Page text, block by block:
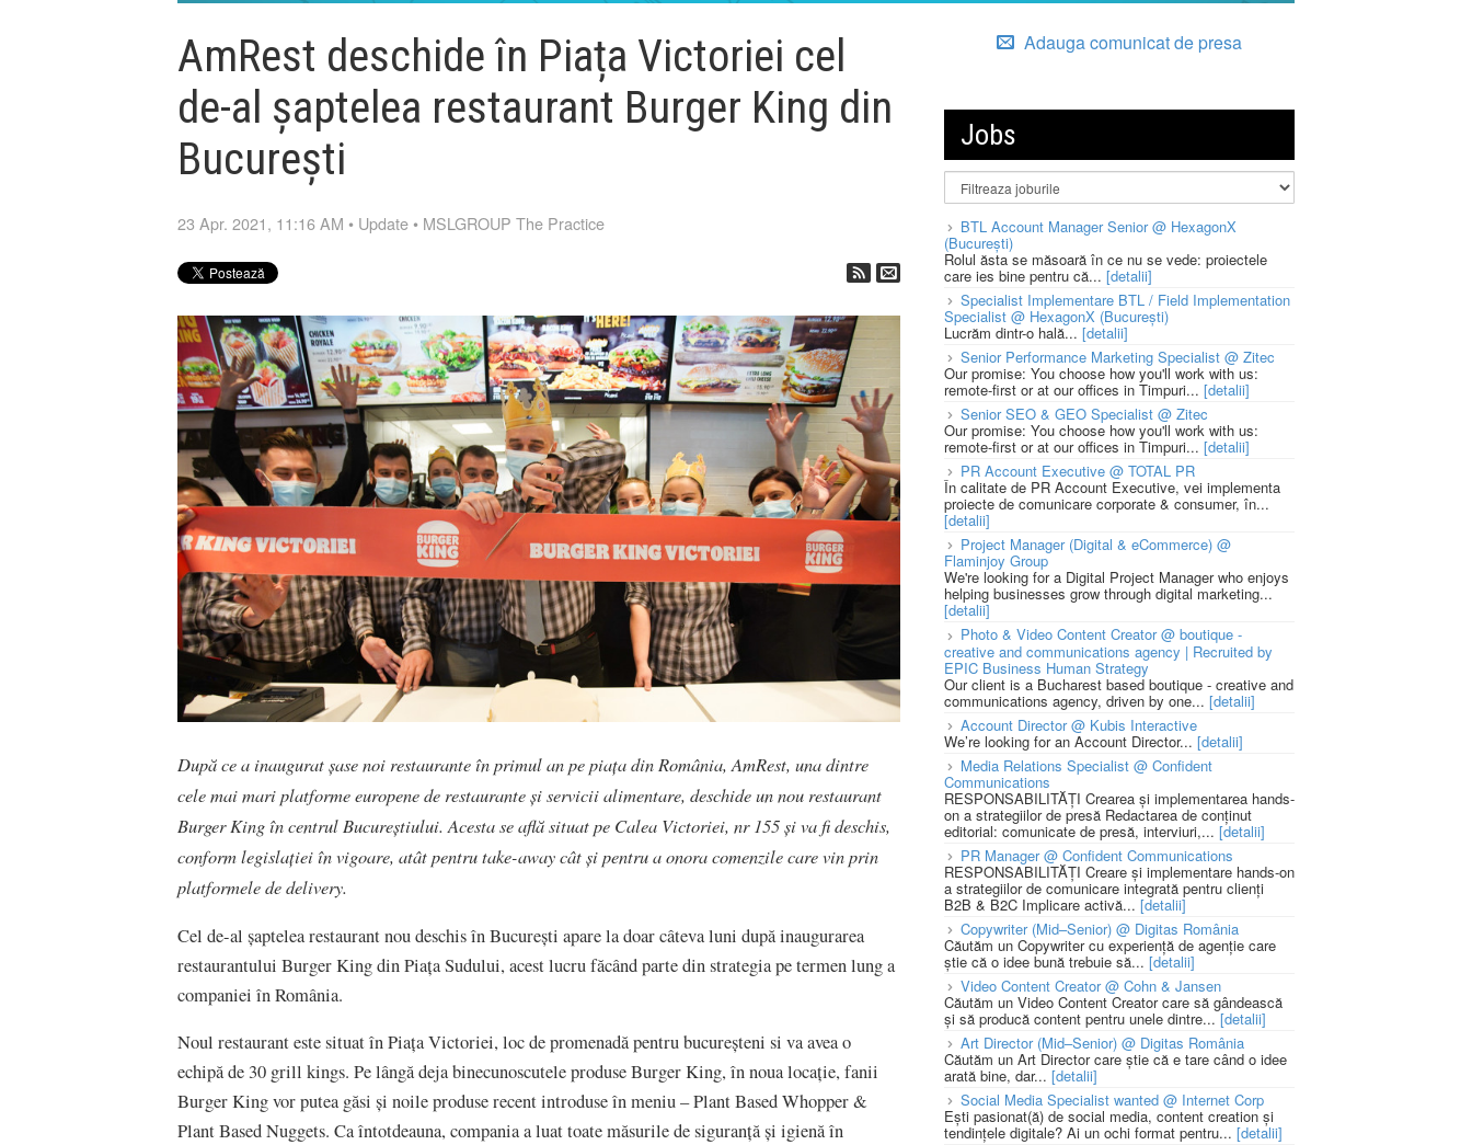
AmRest deschide în Piața Victoriei cel
de-al șaptelea restaurant Burger King din
București
23 Apr. 2021, 11:16 AM • Update • MSLGROUP The Practice
După ce a inaugurat șase noi restaurante în primul an pe piața din România, AmRest, una dintre
cele mai mari platforme europene de restaurante și servicii alimentare, deschide un nou restaurant
Burger King în centrul Bucureștiului. Acesta se află situat pe Calea Victoriei, nr 155 și va fi deschis,
conform legislației în vigoare, atât pentru take-away cât și pentru a onora comenzile care vin prin
platformele de delivery.
Cel de-al șaptelea restaurant nou deschis în București apare la doar câteva luni după inaugurarea
restaurantului Burger King din Piața Sudului, acest lucru făcând parte din strategia pe termen lung a
companiei în România.
Noul restaurant este situat în Piața Victoriei, loc de promenadă pentru bucureșteni si va avea o
echipă de 30 grill kings. Pe lângă deja binecunoscutele produse Burger King, în noua locație, fanii
Burger King vor putea găsi și noile produse recent introduse în meniu – Plant Based Whopper &
Plant Based Nuggets. Ca întotdeauna, compania a luat toate măsurile de siguranță și igienă în
Adauga comunicat de presa
Jobs
BTL Account Manager Senior @ HexagonX
(București)
Rolul ăsta se măsoară în ce nu se vede: proiectele
care ies bine pentru că... [detalii]
Specialist Implementare BTL / Field Implementation
Specialist @ HexagonX (București)
Lucrăm dintr-o hală... [detalii]
Senior Performance Marketing Specialist @ Zitec
Our promise: You choose how you'll work with us:
remote-first or at our offices in Timpuri... [detalii]
Senior SEO & GEO Specialist @ Zitec
Our promise: You choose how you'll work with us:
remote-first or at our offices in Timpuri... [detalii]
PR Account Executive @ TOTAL PR
În calitate de PR Account Executive, vei implementa
proiecte de comunicare corporate & consumer, în...
[detalii]
Project Manager (Digital & eCommerce) @
Flaminjoy Group
We're looking for a Digital Project Manager who enjoys
helping businesses grow through digital marketing...
[detalii]
Photo & Video Content Creator @ boutique -
creative and communications agency | Recruited by
EPIC Business Human Strategy
Our client is a Bucharest based boutique - creative and
communications agency, driven by one... [detalii]
Account Director @ Kubis Interactive
We’re looking for an Account Director... [detalii]
Media Relations Specialist @ Confident
Communications
RESPONSABILITĂȚI Crearea și implementarea hands-
on a strategiilor de presă Redactarea de conținut
editorial: comunicate de presă, interviuri,... [detalii]
PR Manager @ Confident Communications
RESPONSABILITĂȚI Creare și implementare hands-on
a strategiilor de comunicare integrată pentru clienți
B2B & B2C Implicare activă... [detalii]
Copywriter (Mid–Senior) @ Digitas România
Căutăm un Copywriter cu experiență de agenție care
știe că o idee bună trebuie să... [detalii]
Video Content Creator @ Cohn & Jansen
Căutăm un Video Content Creator care să gândească
și să producă content pentru unele dintre...[detalii]
Art Director (Mid–Senior) @ Digitas România
Căutăm un Art Director care știe că e tare când o idee
arată bine, dar... [detalii]
Social Media Specialist wanted @ Internet Corp
Ești pasionat(ă) de social media, content creation și
tendințele digitale? Ai un ochi format pentru... [detalii]